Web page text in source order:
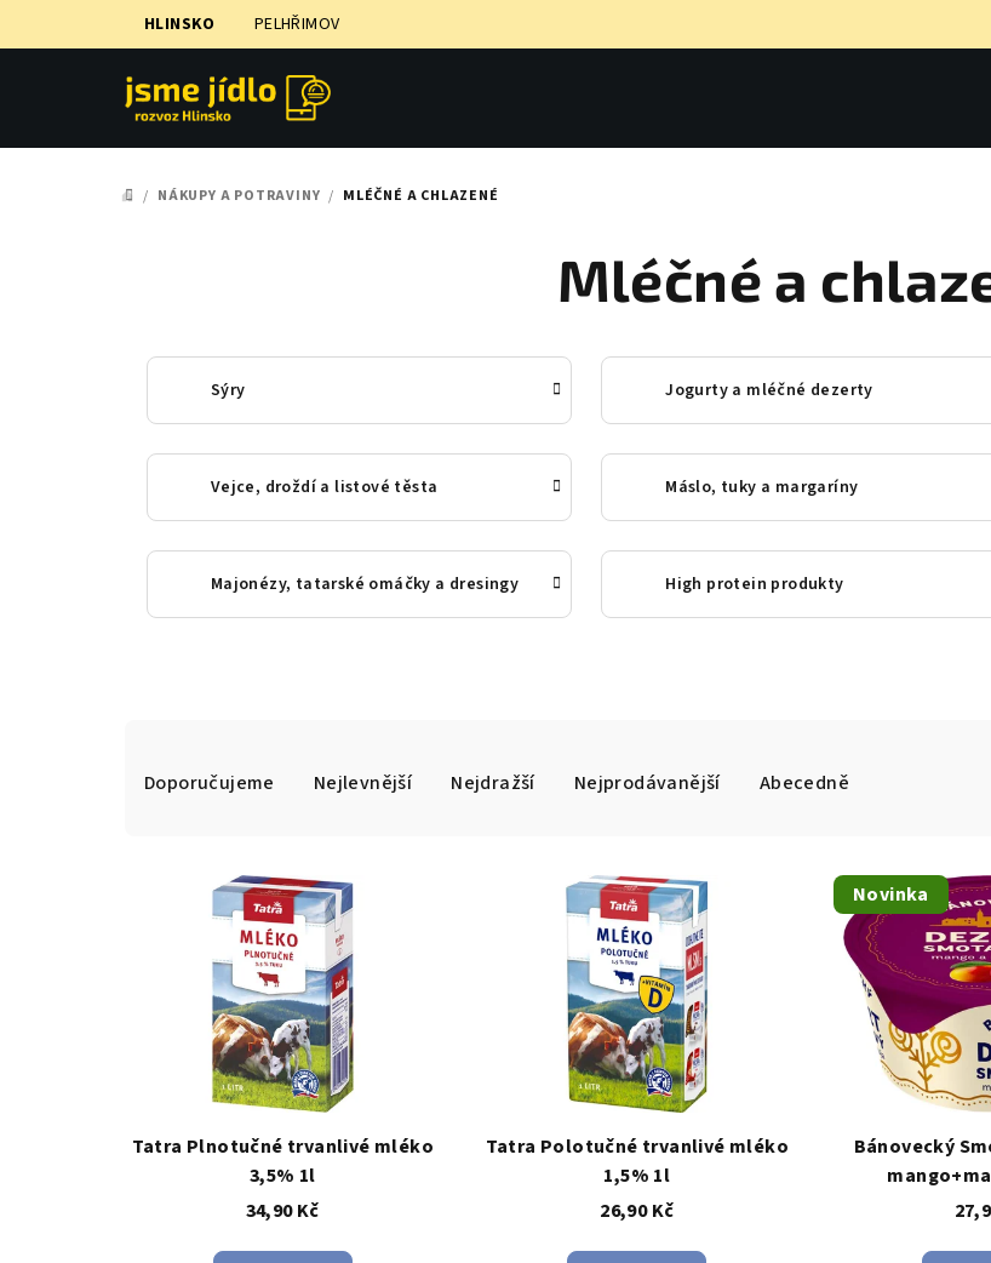
na
HLINSKO PELHŘIMOV
DOMŮ
/ NÁKUPY A POTRAVINY / MLÉČNÉ A CHLAZENÉ
Mléčné a
Sýry Jogurty a mléčné dezerty
Vejce, droždí a listové těsta Máslo, tuky a margaríny
Majonézy, tatarské omáčky a dresingy High protein produkty
a
d
Doporučujeme Nejlevnější Nejdražší Nejprodávanější Abecedně
r
Tatra Plnotučné trvanlivé mléko
3,5% 1l
34,90 Kč
Tatra Polotučné trvanlivé mléko
1,5% 1l
26,90 Kč
Novinka
Bánovecký